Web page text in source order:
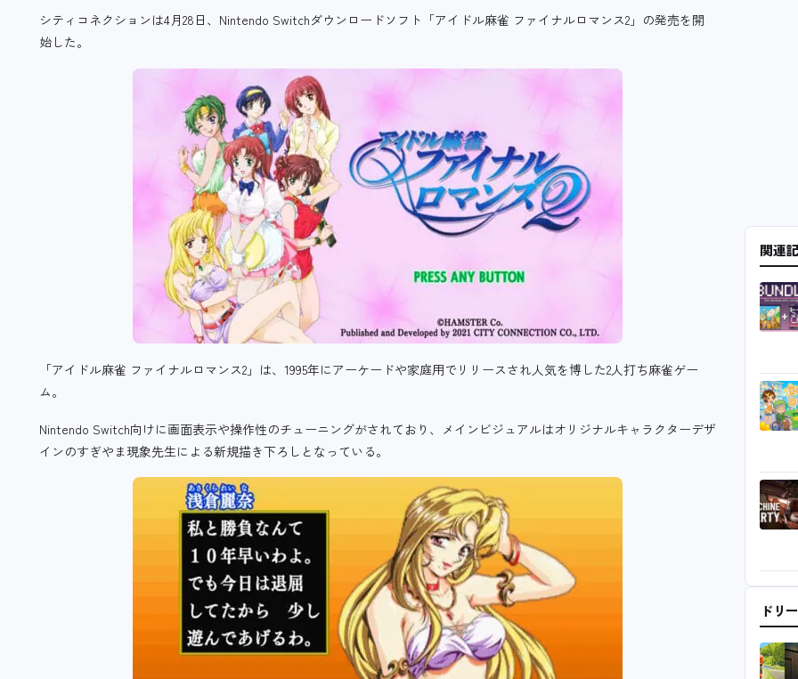
シティコネクションは4月28日、Nintendo Switchダウンロードソフト「アイドル麻雀 ファイナルロマンス2」の発売を開
始した。
「アイドル麻雀 ファイナルロマンス2」は、1995年にアーケードや家庭用でリリースされ人気を博した2人打ち麻雀ゲー
ム。
Nintendo Switch向けに画面表示や操作性のチューニングがされており、メインビジュアルはオリジナルキャラクターデザ
インのすぎやま現象先生による新規描き下ろしとなっている。
関連
ドリ